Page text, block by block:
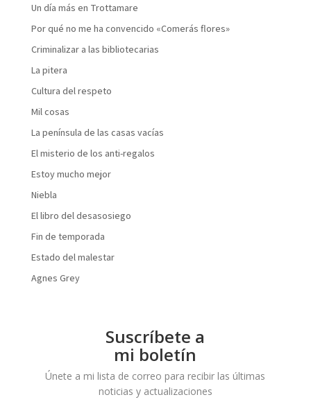
Un día más en Trottamare
Por qué no me ha convencido «Comerás flores»
Criminalizar a las bibliotecarias
La pitera
Cultura del respeto
Mil cosas
La península de las casas vacías
El misterio de los anti-regalos
Estoy mucho mejor
Niebla
El libro del desasosiego
Fin de temporada
Estado del malestar
Agnes Grey
Suscríbete a
mi boletín
Únete a mi lista de correo para recibir las últimas
noticias y actualizaciones